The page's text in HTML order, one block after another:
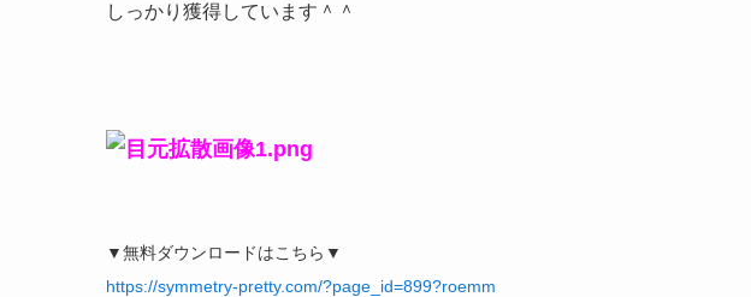
しっかり獲得しています＾＾
▼無料ダウンロードはこちら▼
https://symmetry-pretty.com/?page_id=899?roemm